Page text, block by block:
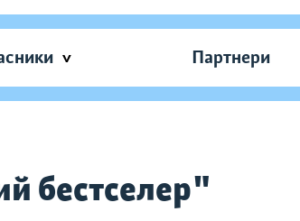
Партнери
бестселер"